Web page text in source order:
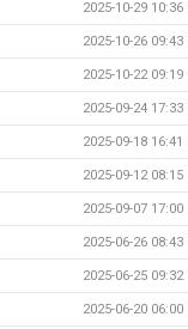
2025-10-29 10:36
2025-10-26 09:43
2025-10-22 09:19
2025-09-24 17:33
2025-09-18 16:41
2025-09-12 08:15
2025-09-07 17:00
2025-06-26 08:43
2025-06-25 09:32
2025-06-20 06:00